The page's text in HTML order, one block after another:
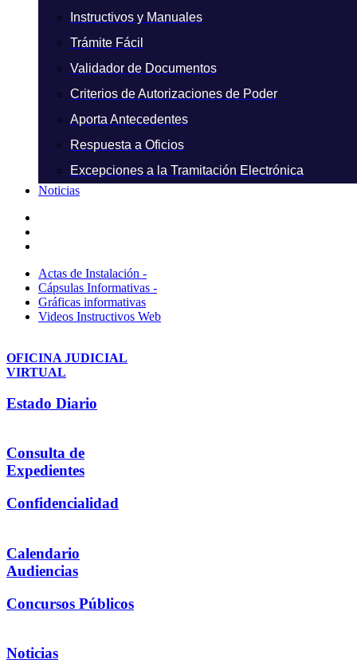
Instructivos y Manuales
Trámite Fácil
Validador de Documentos
Criterios de Autorizaciones de Poder
Aporta Antecedentes
Respuesta a Oficios
Excepciones a la Tramitación Electrónica
Noticias
Actas de Instalación -
Cápsulas Informativas -
Gráficas informativas
Videos Instructivos Web
OFICINA JUDICIAL
VIRTUAL
Estado Diario
Consulta de
Expedientes
Confidencialidad
Calendario
Audiencias
Concursos Públicos
Noticias